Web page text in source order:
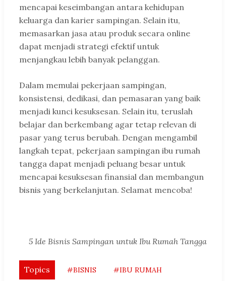
mencapai keseimbangan antara kehidupan
keluarga dan karier sampingan. Selain itu,
memasarkan jasa atau produk secara online
dapat menjadi strategi efektif untuk
menjangkau lebih banyak pelanggan.
Dalam memulai pekerjaan sampingan,
konsistensi, dedikasi, dan pemasaran yang baik
menjadi kunci kesuksesan. Selain itu, teruslah
belajar dan berkembang agar tetap relevan di
pasar yang terus berubah. Dengan mengambil
langkah tepat, pekerjaan sampingan ibu rumah
tangga dapat menjadi peluang besar untuk
mencapai kesuksesan finansial dan membangun
bisnis yang berkelanjutan. Selamat mencoba!
5 Ide Bisnis Sampingan untuk Ibu Rumah Tangga
Topics #BISNIS #IBU RUMAH